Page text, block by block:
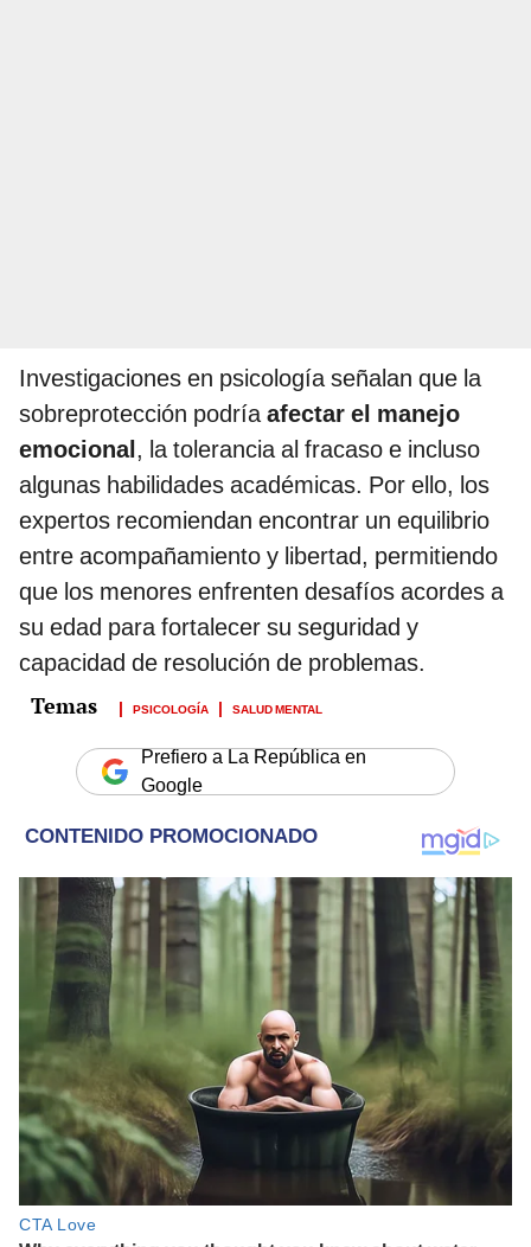
Investigaciones en psicología señalan que la
sobreprotección podríaafectar el manejo
emocional, la tolerancia al fracaso e incluso
algunas habilidades académicas. Por ello, los
expertos recomiendan encontrar un equilibrio
entre acompañamiento y libertad, permitiendo
que los menores enfrenten desafíos acordes a
su edad para fortalecer su seguridad y
capacidad de resolución de problemas.
PSICOLOGÍA SALUD MENTAL
Prefiero a La República en
Google